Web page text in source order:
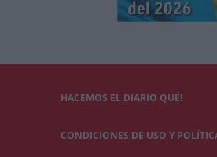
HACEMOS EL DIARIO QUÉ!
CONDICIONES DE USO Y